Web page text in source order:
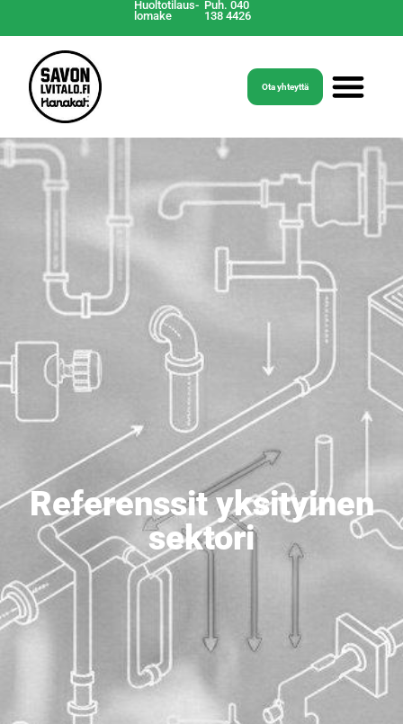
Huoltotilaus-
lomake
Puh. 040
138 4426
Ota yhteyttä
Referenssit yksityinen
sektori